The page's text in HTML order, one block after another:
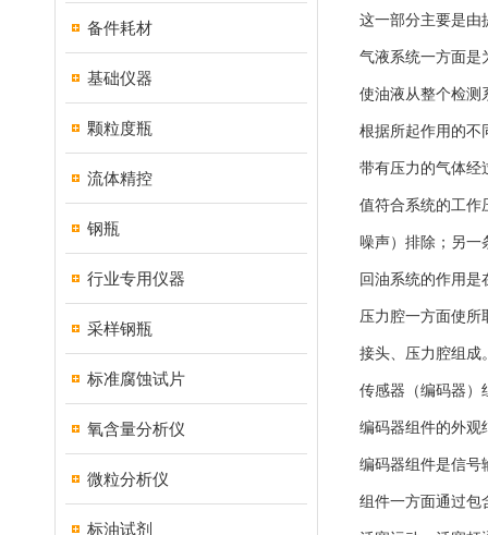
备件耗材
基础仪器
颗粒度瓶
流体精控
钢瓶
行业专用仪器
采样钢瓶
标准腐蚀试片
氧含量分析仪
微粒分析仪
标油试剂
这一部分主要是由
气液系统一方面是
使油液从整个检测
根据所起作用的不
带有压力的气体经
值符合系统的工作
噪声）排除；另一
回油系统的作用是
压力腔一方面使所
接头、压力腔组成
传感器（编码器）
编码器组件的外观
编码器组件是信号
组件一方面通过包